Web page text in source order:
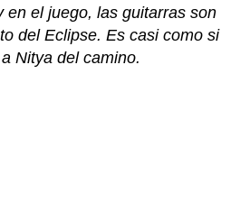
en el juego, las guitarras son
del Eclipse. Es casi como si
Nitya del camino.